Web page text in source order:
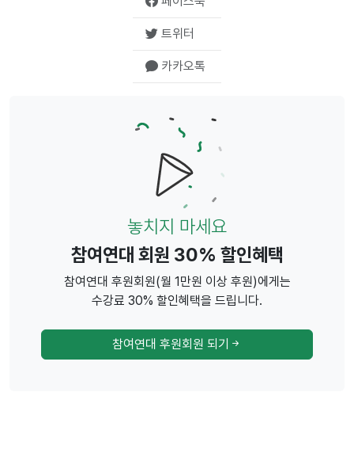
트위터
카카오톡
놓치지 마세요
참여연대 회원 30% 할인혜택
참여연대 후원회원(월 1만원 이상 후원)에게는
수강료 30% 할인혜택을 드립니다.
참여연대 후원회원 되기